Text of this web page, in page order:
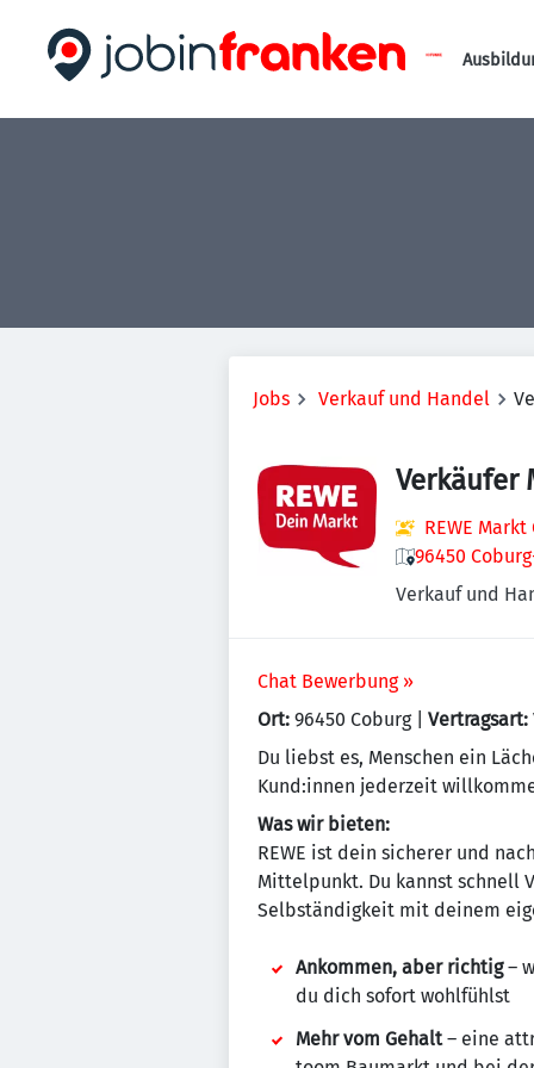
Jobs Verkauf und Handel
Verkäufer
REWE
96450
Verkauf und
Chat Bewerbung »
Ort: 96450 Coburg | Vertragsart:
Du liebst es, Menschen ein
Kund:innen jederzeit
Was wir bieten:
REWE ist dein sicherer und
Mittelpunkt. Du kannst schnell
Selbständigkeit mit deinem
Ankommen, aber richtig–
du dich sofort wohlfühlst
Mehr vom Gehalt– eine